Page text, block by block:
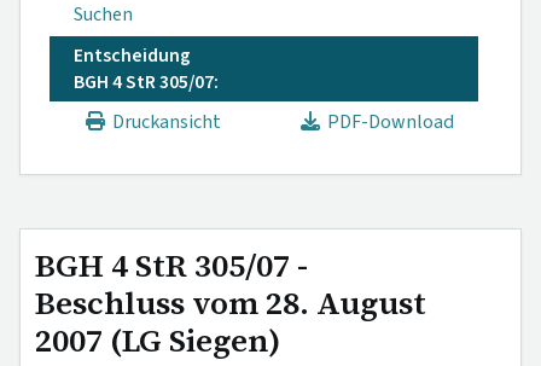
Suchen
Entscheidung
BGH 4 StR 305/07:
Druckansicht
PDF-Download
BGH 4 StR 305/07 -
Beschluss vom 28. August
2007 (LG Siegen)